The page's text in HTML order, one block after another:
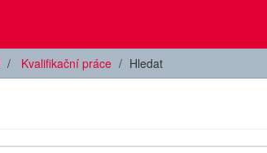
Kvalifikační práce Hledat